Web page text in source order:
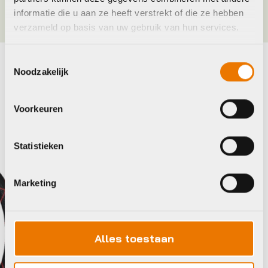
informatie die u aan ze heeft verstrekt of die ze hebben
verzameld op basis van uw gebruik van hun services.
Noodzakelijk
Voorkeuren
Statistieken
Marketing
Alles toestaan
Maak je fiets compleet
Tex-